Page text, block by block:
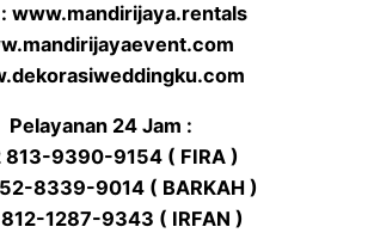
www.mandirijaya.rentals
Pelayanan 24 Jam :
813-9390-9154 ( FIRA )
8339-9014 ( BARKAH )
1287-9343 ( IRFAN )